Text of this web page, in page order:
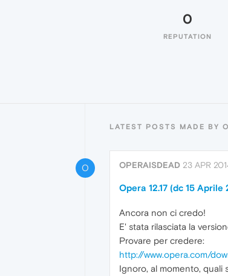
0
REPUTATION
LATEST POSTS MADE BY
O OPERAISDEAD 23 APR
Opera 12.17 (dc 15 Aprile
Ancora non ci credo!
E' stata rilasciata la
Provare per credere:
http://www.opera.com/
Ignoro, al momento, quali